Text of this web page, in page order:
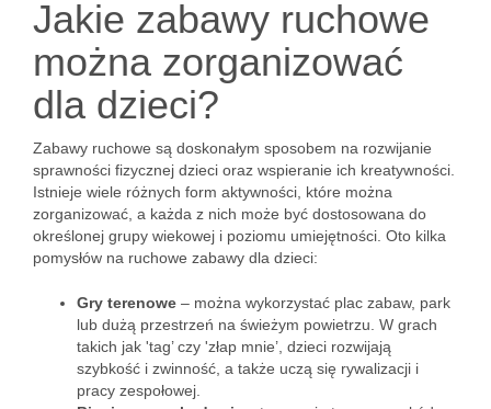
Jakie zabawy ruchowe
można zorganizować
dla dzieci?
Zabawy ruchowe są doskonałym sposobem na rozwijanie
sprawności fizycznej dzieci oraz wspieranie ich kreatywności.
Istnieje wiele różnych form aktywności, które można
zorganizować, a każda z nich może być dostosowana do
określonej grupy wiekowej i poziomu umiejętności. Oto kilka
pomysłów na ruchowe zabawy dla dzieci:
Gry terenowe – można wykorzystać plac zabaw, park
lub dużą przestrzeń na świeżym powietrzu. W grach
takich jak 'tag’ czy 'złap mnie’, dzieci rozwijają
szybkość i zwinność, a także uczą się rywalizacji i
pracy zespołowej.